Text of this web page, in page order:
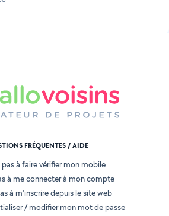
FRÉQUENTES / AIDE
pas à faire vérifier mon mobile
à me connecter à mon compte
à m'inscrire depuis le site web
/ modifier mon mot de passe